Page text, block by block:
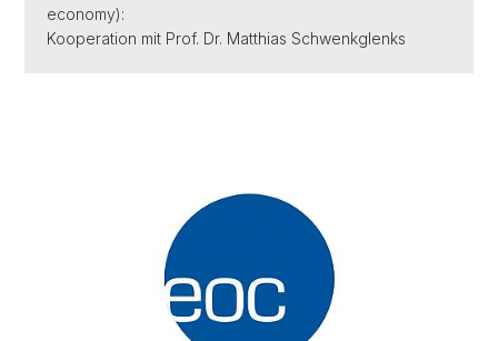
economy):
Kooperation mit Prof. Dr. Matthias Schwenkglenks